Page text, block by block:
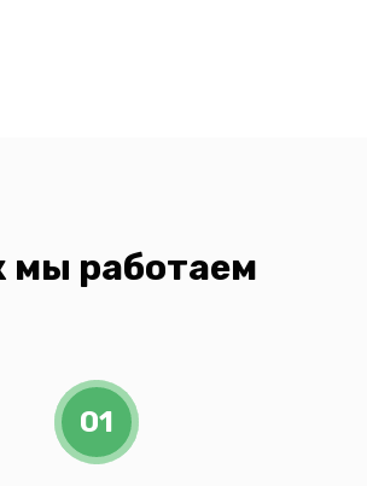
мы работаем
01